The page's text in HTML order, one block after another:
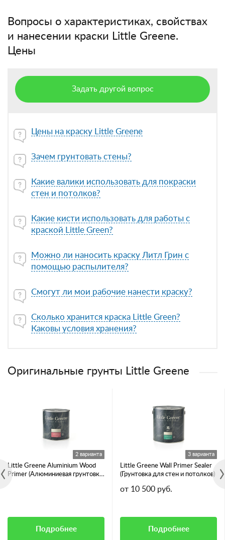
Вопросы о характеристиках, свойствах
и нанесении краски Little Greene.
Цены
Задать другой вопрос
Цены на краску Little Greene
Зачем грунтовать стены?
Какие валики использовать для покраски
стен и потолков?
Какие кисти использовать для работы с
краской Little Green?
Можно ли наносить краску Литл Грин с
помощью распылителя?
Смогут ли мои рабочие нанести краску?
Сколько хранится краска Little Green?
Каковы условия хранения?
Оригинальные грунты Little Greene
2 варианта
Little Greene Aluminium Wood
Primer (Алюминиевая грунтовка
Подробнее
3 варианта
Little Greene Wall Primer Sealer
(Грунтовка для стен и потолков)
от 10 500 руб.
Подробнее